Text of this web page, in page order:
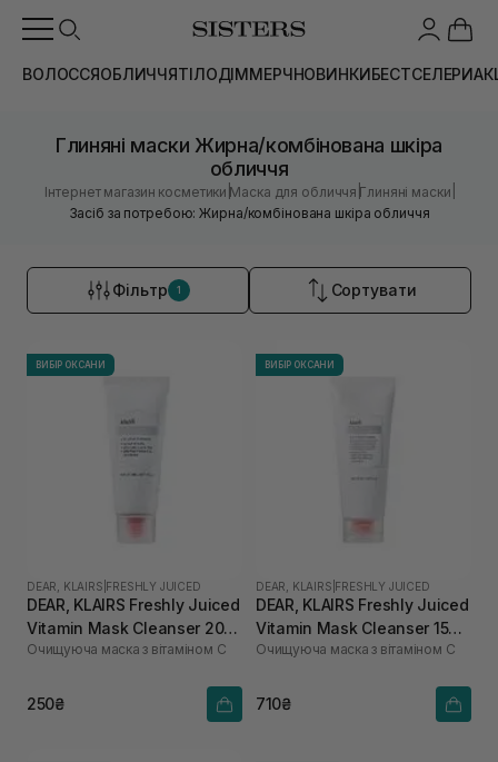
ВОЛОССЯОБЛИЧЧЯТІЛОДІММЕРЧНОВИНКИБЕСТСЕЛЕРИ
Глиняні маски Жирна/комбінована шкіра
обличчя
Інтернет магазин косметики |Маска для обличчя |Глиняні маски
Засіб за потребою: Жирна/комбінована шкіра обличчя
Фільтр 1 Сортувати
ВИБІР ОКСАНИ
DEAR, KLAIRS FRESHLY JUICED
DEAR, KLAIRS Freshly Juiced
Vitamin Mask Cleanser 20
мл
Очищуюча маска з вітаміном С
250₴
ВИБІР ОКСАНИ
DEAR, KLAIRS FRESHLY JUICED
DEAR, KLAIRS Freshly Juiced
Vitamin Mask Cleanser 150
мл
Очищуюча маска з вітаміном С
710₴